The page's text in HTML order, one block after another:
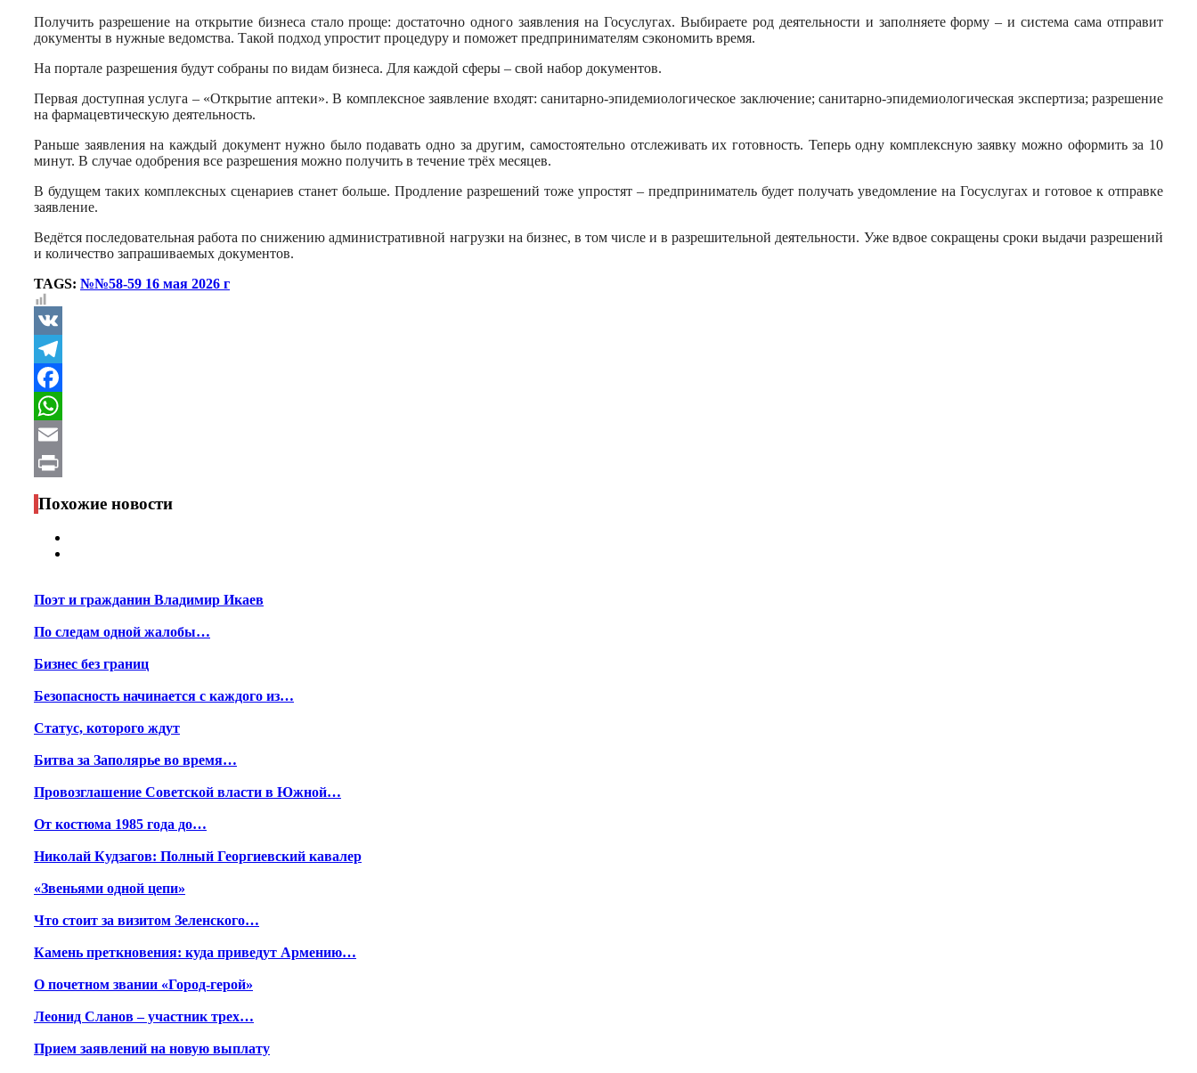
Получить разрешение на открытие бизнеса стало проще: достаточно одного заявления на Госуслугах. Выбираете род деятельности и заполняете форму – и система сама отправит
документы в нужные ведомства. Такой подход упростит процедуру и поможет предпринимателям сэкономить время.
На портале разрешения будут собраны по видам бизнеса. Для каждой сферы – свой набор документов.
Первая доступная услуга – «Открытие аптеки». В комплексное заявление входят: санитарно-эпидемиологическое заключение; санитарно-эпидемиологическая экспертиза; разрешение
на фармацевтическую деятельность.
Раньше заявления на каждый документ нужно было подавать одно за другим, самостоятельно отслеживать их готовность. Теперь одну комплексную заявку можно оформить за 10
минут. В случае одобрения все разрешения можно получить в течение трёх месяцев.
В будущем таких комплексных сценариев станет больше. Продление разрешений тоже упростят – предприниматель будет получать уведомление на Госуслугах и готовое к отправке
заявление.
Ведётся последовательная работа по снижению административной нагрузки на бизнес, в том числе и в разрешительной деятельности. Уже вдвое сокращены сроки выдачи разрешений
и количество запрашиваемых документов.
TAGS: №№58-59 16 мая 2026 г
VK
Telegram
Facebook
WhatsApp
Email
Print
Похожие новости
Поэт и гражданин Владимир Икаев
По следам одной жалобы…
Бизнес без границ
Безопасность начинается с каждого из…
Статус, которого ждут
Битва за Заполярье во время…
Провозглашение Советской власти в Южной…
От костюма 1985 года до…
Николай Кудзагов: Полный Георгиевский кавалер
«Звеньями одной цепи»
Что стоит за визитом Зеленского…
Камень преткновения: куда приведут Армению…
О почетном звании «Город-герой»
Леонид Сланов – участник трех…
Прием заявлений на новую выплату